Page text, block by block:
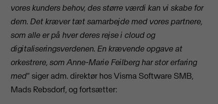
vores kunders behov, des større værdi kan vi skabe for
dem. Det kræver tæt samarbejde med vores partnere,
som alle er på hver deres rejse i cloud og
digitaliseringsverdenen. En krævende opgave at
orkestrere, som Anne-Marie Feilberg har stor erfaring
med"siger adm. direktør hos Visma Software SMB,
Mads Rebsdorf, og fortsætter: